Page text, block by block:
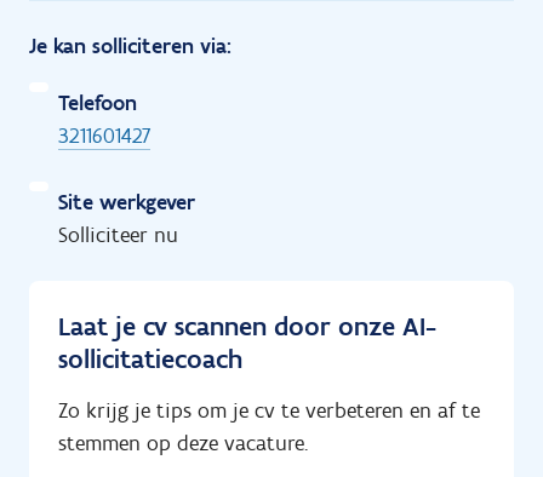
Je kan solliciteren via:
Telefoon
3211601427
Site werkgever
Solliciteer nu
Laat je cv scannen door onze AI-
sollicitatiecoach
Zo krijg je tips om je cv te verbeteren en af te
stemmen op deze vacature.